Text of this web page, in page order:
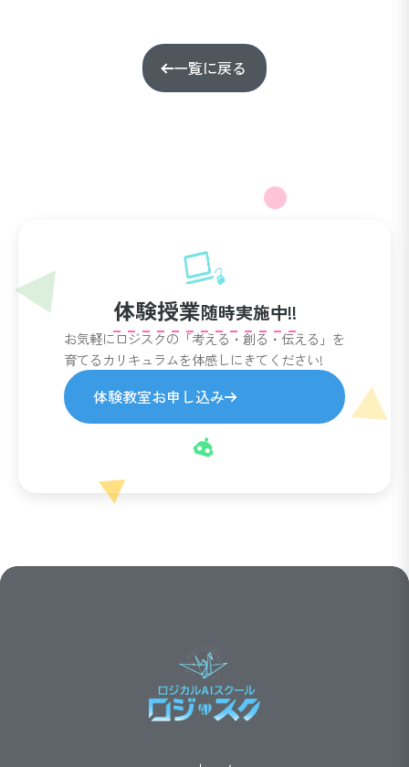
一覧に戻る
体験授業随時実施中!!
お気軽にロジスクの「考える・創る・伝える」を
育てるカリキュラムを体感しにきてください!
体験教室お申し込み